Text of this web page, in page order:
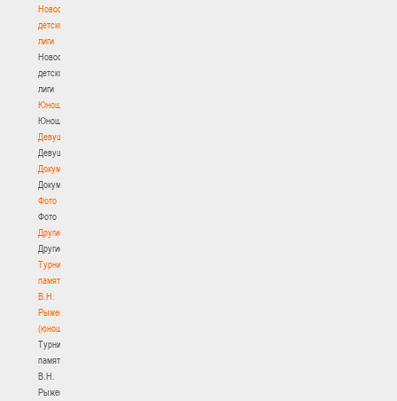
Новости
детской
лиги
Новости
детской
лиги
Юноши
Юноши
Девушки
Девушки
Документы
Документы
Фото
Фото
Другие
Другие
Турнир
памяти
В.Н.
Рыженкова
(юноши)
Турнир
памяти
В.Н.
Рыженкова